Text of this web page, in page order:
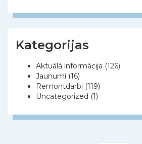
Kategorijas
Aktuālā informācija (126)
Jaunumi (16)
Remontdarbi (119)
Uncategorized (1)